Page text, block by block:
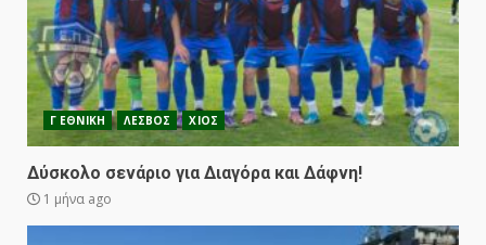
Γ ΕΘΝΙΚΗ ΛΕΣΒΟΣ ΧΙΟΣ
Δύσκολο σενάριο για Διαγόρα και Δάφνη!
1 μήνα ago